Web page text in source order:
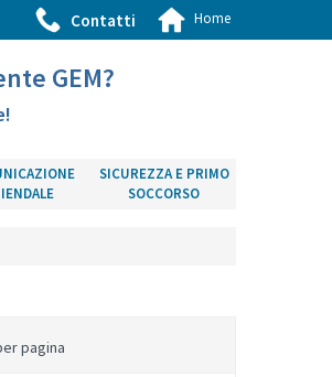
Contatti Home
GEM?
SICUREZZA E PRIMO
SOCCORSO
pagina